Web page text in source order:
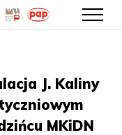
J. Kaliny
MKiDN